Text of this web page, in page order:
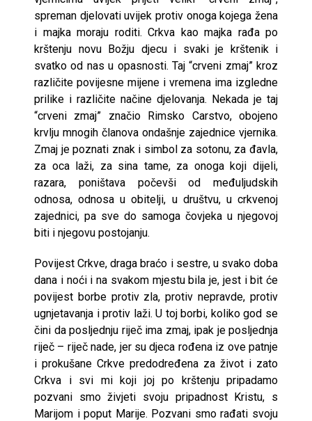
spreman djelovati uvijek protiv onoga kojega žena
i majka moraju roditi. Crkva kao majka rađa po
krštenju novu Božju djecu i svaki je krštenik i
svatko od nas u opasnosti. Taj “crveni zmaj” kroz
različite povijesne mijene i vremena ima izgledne
prilike i različite načine djelovanja. Nekada je taj
“crveni zmaj” značio Rimsko Carstvo, obojeno
krvlju mnogih članova ondašnje zajednice vjernika.
Zmaj je poznati znak i simbol za sotonu, za đavla,
za oca laži, za sina tame, za onoga koji dijeli,
razara, poništava počevši od međuljudskih
odnosa, odnosa u obitelji, u društvu, u crkvenoj
zajednici, pa sve do samoga čovjeka u njegovoj
biti i njegovu postojanju.
Povijest Crkve, draga braćo i sestre, u svako doba
dana i noći i na svakom mjestu bila je, jest i bit će
povijest borbe protiv zla, protiv nepravde, protiv
ugnjetavanja i protiv laži. U toj borbi, koliko god se
čini da posljednju riječ ima zmaj, ipak je posljednja
riječ – riječ nade, jer su djeca rođena iz ove patnje
i prokušane Crkve predodređena za život i zato
Crkva i svi mi koji joj po krštenju pripadamo
pozvani smo živjeti svoju pripadnost Kristu, s
Marijom i poput Marije. Pozvani smo rađati svoju